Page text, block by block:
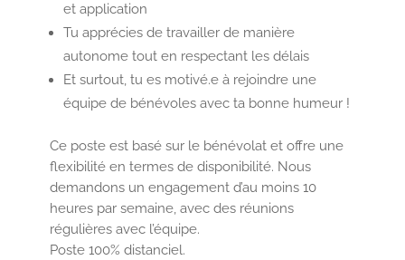
et application
Tu apprécies de travailler de manière
autonome tout en respectant les délais
Et surtout, tu es motivé.e à rejoindre une
équipe de bénévoles avec ta bonne humeur !
Ce poste est basé sur le bénévolat et offre une
flexibilité en termes de disponibilité. Nous
demandons un engagement d’au moins 10
heures par semaine, avec des réunions
régulières avec l’équipe.
Poste 100% distanciel.